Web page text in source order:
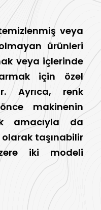
veya
ürünleri
veya içlerinde
için özel
Ayrıca, renk
makinenin
amacıyla da
taşınabilir
iki modeli